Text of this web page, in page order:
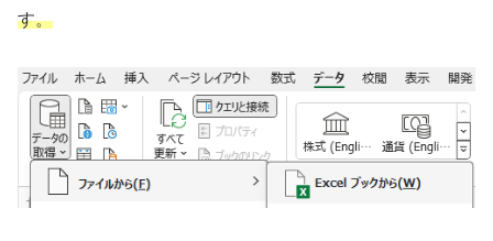
す。